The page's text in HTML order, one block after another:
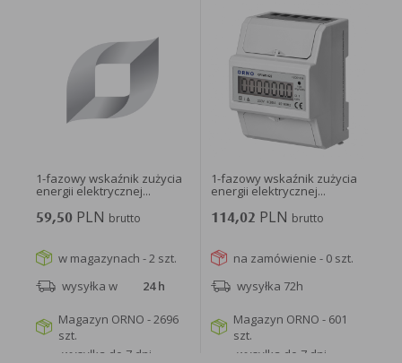
1-fazowy wskaźnik zużycia
energii elektrycznej...
59,50PLN brutto
w magazynach - 2 szt.
wysyłka w
24 h
Magazyn ORNO - 2696
szt.
wysyłka do 7 dni
1-fazowy wskaźnik zużycia
energii elektrycznej...
114,02 PLN brutto
na zamówienie - 0 szt.
wysyłka 72h
Magazyn ORNO - 601
szt.
wysyłka do 7 dni